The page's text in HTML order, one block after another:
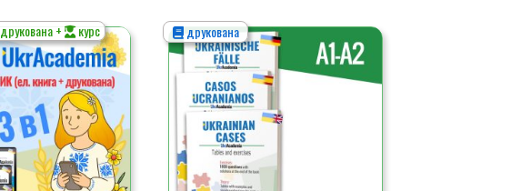
друкована + курс друкована
Цей
товар
має
кілька
варіантів.
Параметри
можна
вибрати
на